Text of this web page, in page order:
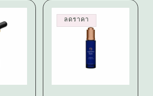
ลดราคา